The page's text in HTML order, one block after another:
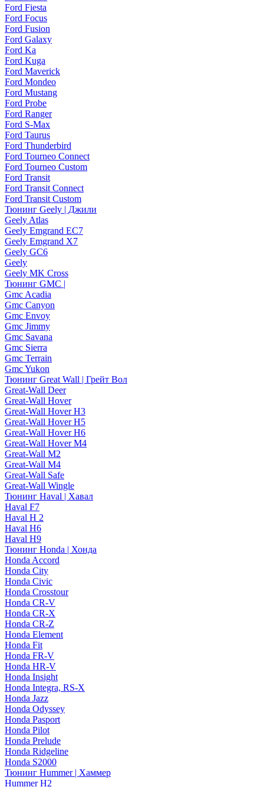
Ford Fiesta
Ford Focus
Ford Fusion
Ford Galaxy
Ford Ka
Ford Kuga
Ford Maverick
Ford Mondeo
Ford Mustang
Ford Probe
Ford Ranger
Ford S-Max
Ford Taurus
Ford Thunderbird
Ford Tourneo Connect
Ford Tourneo Custom
Ford Transit
Ford Transit Connect
Ford Transit Custom
Тюнинг Geely | Джили
Geely Atlas
Geely Emgrand EC7
Geely Emgrand X7
Geely GC6
Geely
Geely MK Cross
Тюнинг GMC |
Gmc Acadia
Gmc Canyon
Gmc Envoy
Gmc Jimmy
Gmc Savana
Gmc Sierra
Gmc Terrain
Gmc Yukon
Тюнинг Great Wall | Грейт Вол
Great-Wall Deer
Great-Wall Hover
Great-Wall Hover H3
Great-Wall Hover H5
Great-Wall Hover H6
Great-Wall Hover M4
Great-Wall M2
Great-Wall M4
Great-Wall Safe
Great-Wall Wingle
Тюнинг Haval | Хавал
Haval F7
Haval H 2
Haval H6
Haval H9
Тюнинг Honda | Хонда
Honda Accord
Honda City
Honda Civic
Honda Crosstour
Honda CR-V
Honda CR-X
Honda CR-Z
Honda Element
Honda Fit
Honda FR-V
Honda HR-V
Honda Insight
Honda Integra, RS-X
Honda Jazz
Honda Odyssey
Honda Pasport
Honda Pilot
Honda Prelude
Honda Ridgeline
Honda S2000
Тюнинг Hummer | Хаммер
Hummer H2